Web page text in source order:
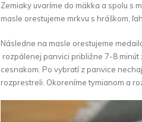
Zemiaky uvaríme do mäkka a spolu s
masle orestujeme mrkvu s hráškom,
Následne na masle orestujeme
rozpálenej panvici približne 7-8 minút
cesnakom. Po vybratí z panvice
rozprestreli. Okoreníme tymianom a